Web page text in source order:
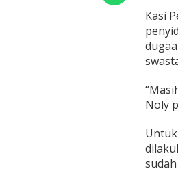
Kasi
Noly